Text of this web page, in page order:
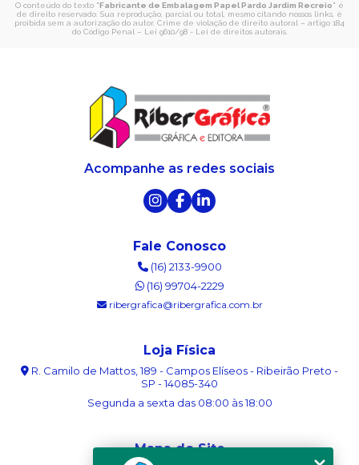
O conteúdo do texto "Fabricante de Embalagem Papel Pardo Jardim Recreio" é
de direito reservado. Sua reprodução, parcial ou total, mesmo citando nossos links, é
proibida sem a autorização do autor. Crime de violação de direito autoral – artigo 184
do Código Penal – Lei 9610/98 - Lei de direitos autorais.
Acompanhe as redes sociais
Fale Conosco
(16) 2133-9900
(16) 99704-2229
ribergrafica@ribergrafica.com.br
Loja Física
R. Camilo de Mattos, 189 - Campos Elíseos - Ribeirão Preto -
SP - 14085-340
Segunda a sexta das 08:00 às 18:00
Mapa do Site